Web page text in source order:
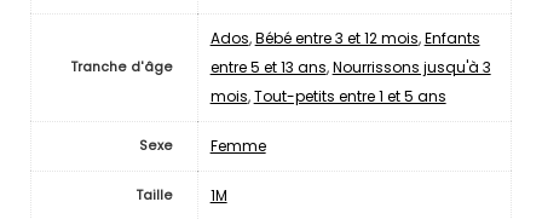
Tranche d'âge
Ados,Bébé entre 3 et 12 mois,Enfants
entre 5 et 13 ans,Nourrissons jusqu'à 3
mois,Tout-petits entre 1 et 5 ans
Sexe Femme
Taille 1M